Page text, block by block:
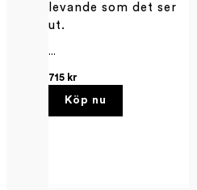
levande som det ser
ut.
...
715 kr
Köp nu